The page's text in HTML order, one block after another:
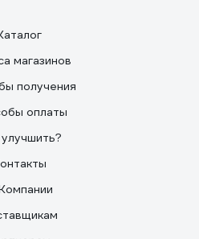
магазинов
получения
оплаты